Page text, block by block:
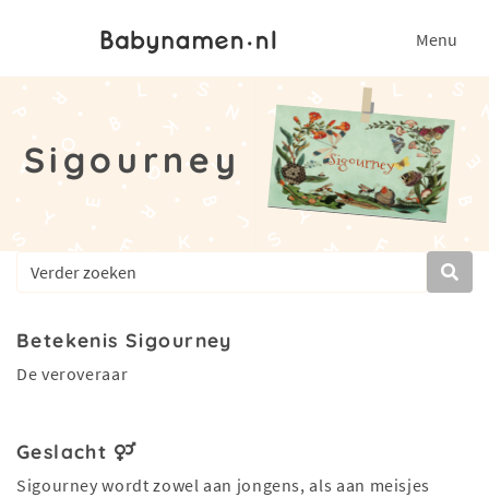
Menu
Sigourney
Betekenis Sigourney
De veroveraar
Geslacht
Sigourney wordt zowel aan jongens, als aan meisjes